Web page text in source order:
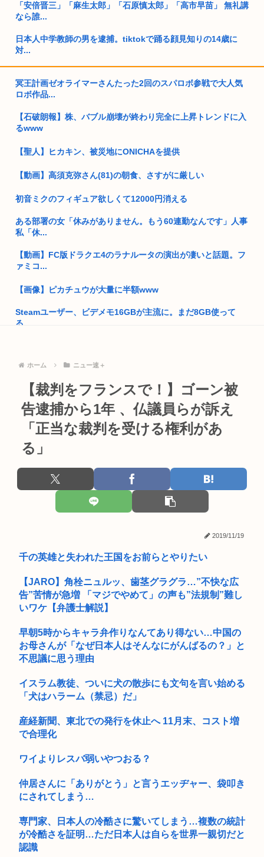
「安倍晋三」「麻生太郎」「石原慎太郎」「高市早苗」 無礼講
なら誰...
日本人中学教師の男を逮捕。tiktokで踊る顔見知りの14歳に
対...
元ジャングル斉藤の被害女性「事件で知名度を上げてバウムク
株式投資、若年男性の自信喪失の原因に。6割超が「人生の敗
って感じ...
女子スポーツ←性的魅力以外男子スポーツの下位互換という事
割とマジで年収400以下の人ってどう暮らしてるの？この人た
日本、トイレットペーパー輸入44%増 輸入品の7割が中国産 ネ
【原爆の日】へいわをかえせ
家に侵入し寝てる女性を抱き締め「もう来ないけど引っ越した
生活保護で毎月8万くらい貯金してるw
【画像】広島市長のスピーチを聞いてる時の高市早苗の顔
Win95開発者「日本でITが3Kと呼ばれるのは企業が根本的に
冥王計画ゼオライマーさんたった2回のスパロボ参戦で大人気
ロボ作品...
【石破朗報】株、バブル崩壊が終わり完全に上昇トレンドに入
るwww
【聖人】ヒカキン、被災地にONICHAを提供
【動画】高須克弥さん(81)の朝食、さすがに厳しい
初音ミクのフィギュア欲しくて12000円消える
ある部署の女「休みがありません。もう60連勤なんです」人事
私「休...
【動画】FC版ドラクエ4のラナルータの演出が凄いと話題。フ
ァミコ...
【画像】ピカチュウが大量に半額www
Steamユーザー、ビデメモ16GBが主流に。まだ8GB使って
る...
玉川徹氏、包丁男に発砲した警官の行動について「死刑になら
ない犯罪...
ファイナルファンタジー4の最終メンバーとかいう最高のチー
【高校野球】仙台育英初の女子部員・星よつはに須江監督が課
した入部...
【画像】どえらい爆乳の高1JK、発見される
フィリピンで大地震
「男がニヤニヤして立っていました」ランニング中の女子大生
2人が目...
チン・バン・フン 。 逮捕
『PCでゲームやってるバカ』はいつ頃から現れるようになっ
NHK職員が番組出演者から性被害→PTSDで休職 「犯人の芸
【高市】高市親衛隊、「〇〇(？)言いましたよね 」などと被災
警察「ケンモさん？あなたのことこれから逮捕するから。心当
たりある...
ホーム ニュー速＋
【裁判をフランスで！】ゴーン被
告逮捕から1年 、仏議員らが訴え
「正当な裁判を受ける権利があ
る」
2019/11/19
千の英雄と失われた王国をお前らとやりたい
【JARO】角栓ニュルッ、歯茎グラグラ…”不快な広
告”苦情が急増 「マジでやめて」の声も”法規制”難し
いワケ【弁護士解説】
早朝5時からキャラ弁作りなんてあり得ない…中国の
お母さんが「なぜ日本人はそんなにがんばるの？」と
不思議に思う理由
イスラム教徒、ついに犬の散歩にも文句を言い始める
「犬はハラーム（禁忌）だ」
産経新聞、東北での発行を休止へ 11月末、コスト増
で合理化
ワイよりレスバ弱いやつおる？
仲居さんに「ありがとう」と言うエッヂャー、袋叩き
にされてしまう…
専門家、日本人の冷酷さに驚いてしまう…複数の統計
が冷酷さを証明…ただ日本人は自らを世界一親切だと
認識